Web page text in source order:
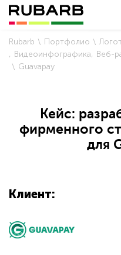
Rubarb Портфолио
Видеоинфографика
Веб-
Guavapay
Кейс:
фирменного
для
Клиент: